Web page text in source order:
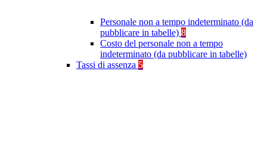
Personale non a tempo indeterminato (da
pubblicare in tabelle) 8
Costo del personale non a tempo
indeterminato (da pubblicare in tabelle)
Tassi di assenza 5